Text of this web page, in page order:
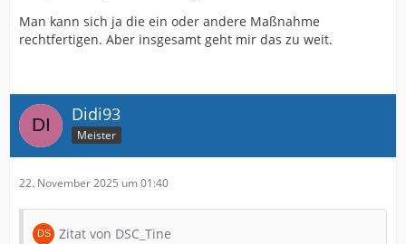
Man kann sich ja die ein oder andere Maßnahme
rechtfertigen. Aber insgesamt geht mir das zu weit.
Didi93
Meister
22. November 2025 um 01:40
Zitat von DSC_Tine